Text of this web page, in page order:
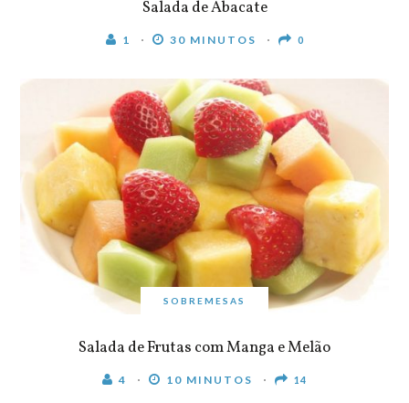
Salada de Abacate
1 30 MINUTOS 0
SOBREMESAS
Salada de Frutas com Manga e Melão
4 10 MINUTOS 14